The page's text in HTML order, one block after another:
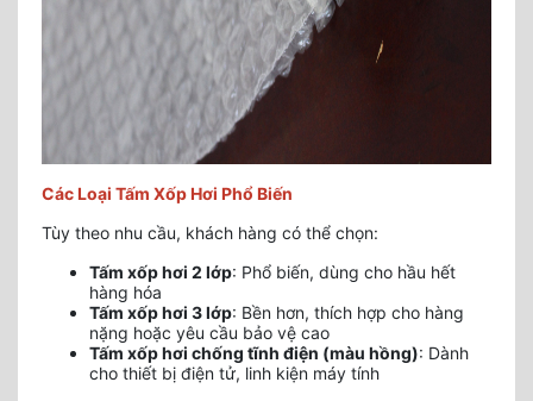
Các Loại Tấm Xốp Hơi Phổ Biến
Tùy theo nhu cầu, khách hàng có thể chọn:
Tấm xốp hơi 2 lớp: Phổ biến, dùng cho hầu hết
hàng hóa
Tấm xốp hơi 3 lớp: Bền hơn, thích hợp cho hàng
nặng hoặc yêu cầu bảo vệ cao
Tấm xốp hơi chống tĩnh điện (màu hồng): Dành
cho thiết bị điện tử, linh kiện máy tính